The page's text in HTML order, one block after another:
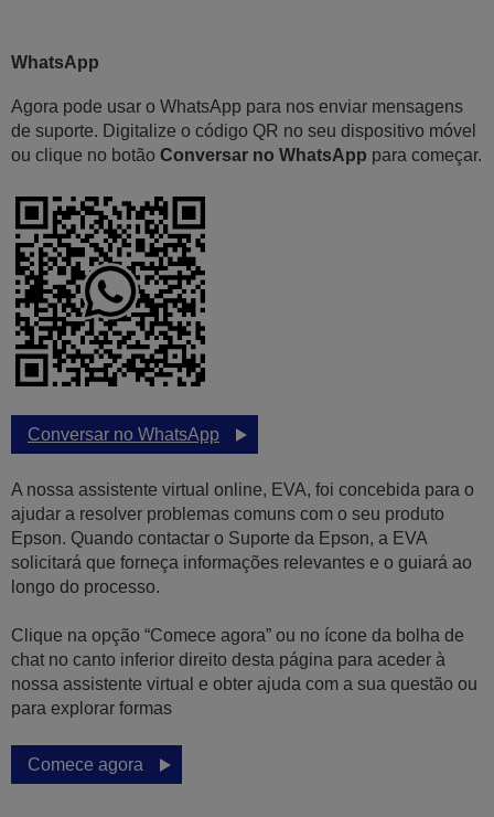
WhatsApp
Agora pode usar o WhatsApp para nos enviar mensagens
de suporte. Digitalize o código QR no seu dispositivo móvel
ou clique no botão Conversar no WhatsApp para começar.
Conversar no WhatsApp
A nossa assistente virtual online, EVA, foi concebida para o
ajudar a resolver problemas comuns com o seu produto
Epson. Quando contactar o Suporte da Epson, a EVA
solicitará que forneça informações relevantes e o guiará ao
longo do processo.
Clique na opção “Comece agora” ou no ícone da bolha de
chat no canto inferior direito desta página para aceder à
nossa assistente virtual e obter ajuda com a sua questão ou
para explorar formas
Comece agora